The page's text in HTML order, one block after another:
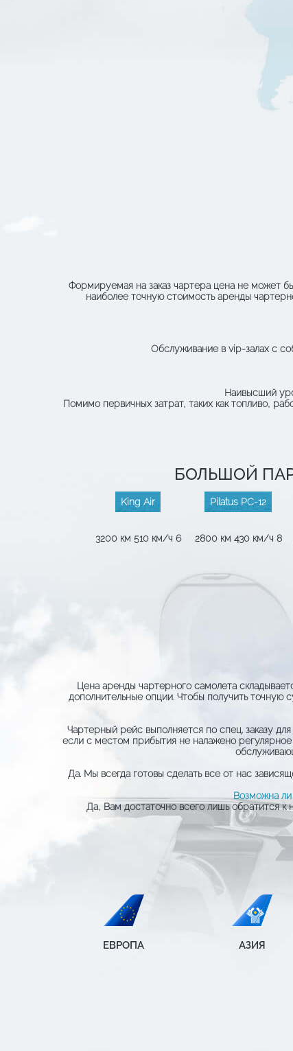
Формируемая на заказ чартера цена не может
наиболее точную стоимость аренды
Обслуживание в vip-залах с
Наивысший
Помимо первичных затрат, таких как топливо,
БОЛЬШОЙ
King Air
3200 км 510 км/ч 6
Pilatus PC-12
2800 км 430 км/ч 8
Цена аренды чартерного самолета
дополнительные опции. Чтобы получить
Чартерный рейс выполняется по спец. заказу
если с местом прибытия не налажено
Да. Мы всегда готовы сделать все от нас
Возможна ли
Да, Вам достаточно всего лишь обратится
ЕВРОПА АЗИЯ